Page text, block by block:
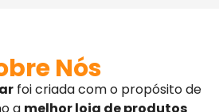
Nós
foi criada com o propósito de